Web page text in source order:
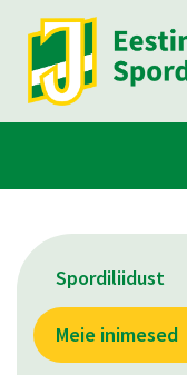
Spordiliidust
Meie inimesed